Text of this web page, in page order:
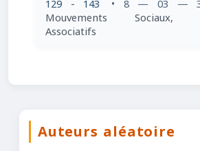
129 - 143 • 8 — 03 —
Mouvements Sociaux,
Associatifs
Auteurs aléatoire